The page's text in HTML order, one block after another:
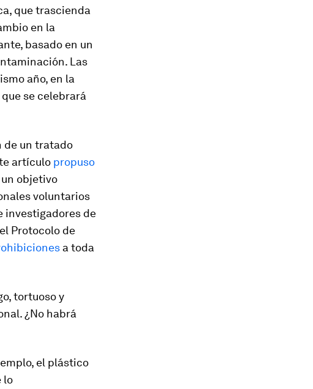
que trascienda
en la
basado en un
Las
año, en la
se celebrará
de un tratado
artículo propuso
objetivo
voluntarios
investigadores de
Protocolo de
a toda
tortuoso y
¿No habrá
el plástico
lo